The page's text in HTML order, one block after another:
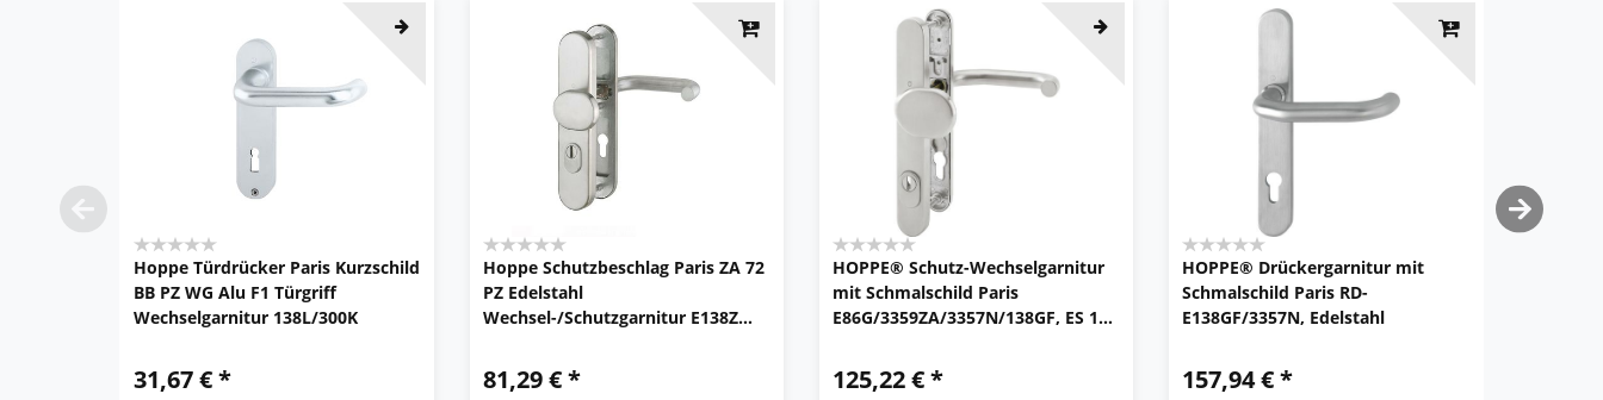
Hoppe Türdrücker Paris Kurzschild
BB PZ WG Alu F1 Türgriff
Wechselgarnitur 138L/300K
31,67 € *
Hoppe Schutzbeschlag Paris ZA 72
PZ Edelstahl
Wechsel-/Schutzgarnitur E138Z
81,29 € *
HOPPE® Schutz-Wechselgarnitur
mit Schmalschild Paris
E86G/3359ZA/3357N/138GF, ES 1
125,22 € *
HOPPE® Drückergarnitur mit
Schmalschild Paris RD-
E138GF/3357N, Edelstahl
157,94 € *